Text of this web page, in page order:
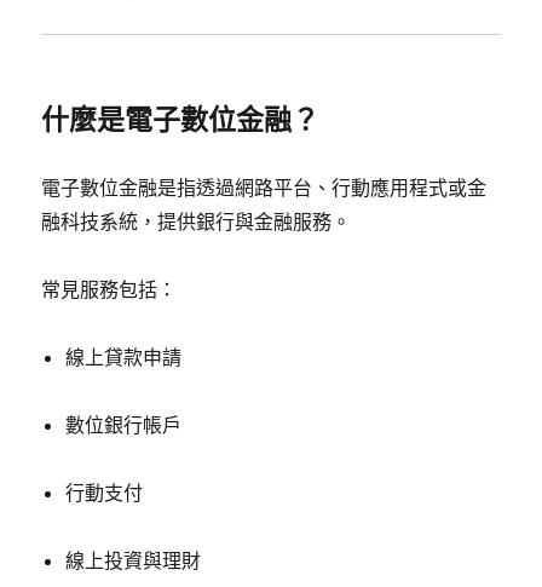
什麼是電子數位金融？
電子數位金融是指透過網路平台、行動應用程式或金
融科技系統，提供銀行與金融服務。
常見服務包括：
線上貸款申請
數位銀行帳戶
行動支付
線上投資與理財